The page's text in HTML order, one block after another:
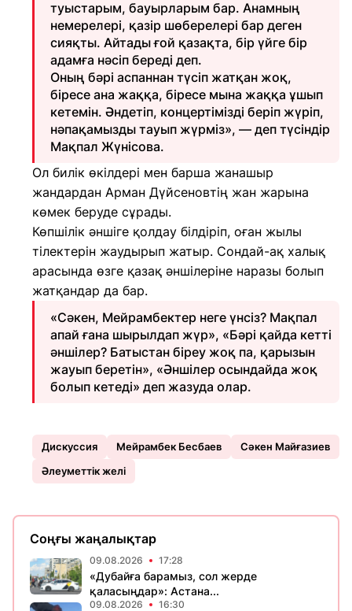
туыстарым, бауырларым бар. Анамның
немерелері, қазір шөберелері бар деген
сияқты. Айтады ғой қазақта, бір үйге бір
адамға нәсіп береді деп.
Оның бәрі аспаннан түсіп жатқан жоқ,
біресе ана жаққа, біресе мына жаққа ұшып
кетемін. Әндетіп, концертімізді беріп жүріп,
нәпақамызды тауып жүрміз», — деп түсіндір
Мақпал Жүнісова.
Ол билік өкілдері мен барша жанашыр
жандардан Арман Дүйсеновтің жан жарына
көмек беруде сұрады.
Көпшілік әншіге қолдау білдіріп, оған жылы
тілектерін жаудырып жатыр. Сондай-ақ халық
арасында өзге қазақ әншілеріне наразы болып
жатқандар да бар.
«Сәкен, Мейрамбектер неге үнсіз? Мақпал
апай ғана шырылдап жүр», «Бәрі қайда кетті
әншілер? Батыстан біреу жоқ па, қарызын
жауып беретін», «Әншілер осындайда жоқ
болып кетеді» деп жазуда олар.
Дискуссия Мейрамбек Бесбаев
Сәкен Майғазиев
Әлеуметтік желі
Соңғы жаңалықтар
09.08.2026 17:28
«Дубайға барамыз, сол жерде
қаласыңдар»: Астана...
09.08.2026 16:30